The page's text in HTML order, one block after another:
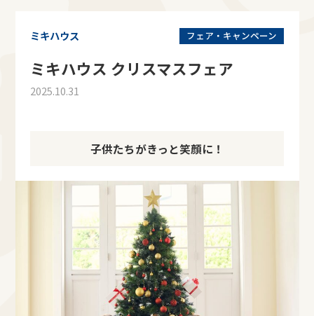
フェア・キャンペーン
ミキハウス
ミキハウス クリスマスフェア
2025.10.31
子供たちがきっと笑顔に！